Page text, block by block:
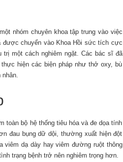
nhóm chuyên khoa tập trung vào việc
được chuyển vào Khoa Hồi sức tích cực
một cách nghiêm ngặt. Các bác sĩ đã
hiện các biện pháp như thở oxy, bù
toàn bộ hệ thống tiêu hóa và đe dọa tính
đau bụng dữ dội, thường xuất hiện đột
viêm dạ dày hay viêm đường ruột thông
trạng bệnh trở nên nghiêm trọng hơn.